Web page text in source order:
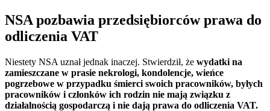
NSA pozbawia przedsiębiorców prawa do
odliczenia VAT
Niestety NSA uznał jednak inaczej. Stwierdził, że wydatki na
zamieszczane w prasie nekrologi, kondolencje, wieńce
pogrzebowe w przypadku śmierci swoich pracowników, byłych
pracowników i członków ich rodzin nie mają związku z
działalnością gospodarczą i nie dają prawa do odliczenia VAT.